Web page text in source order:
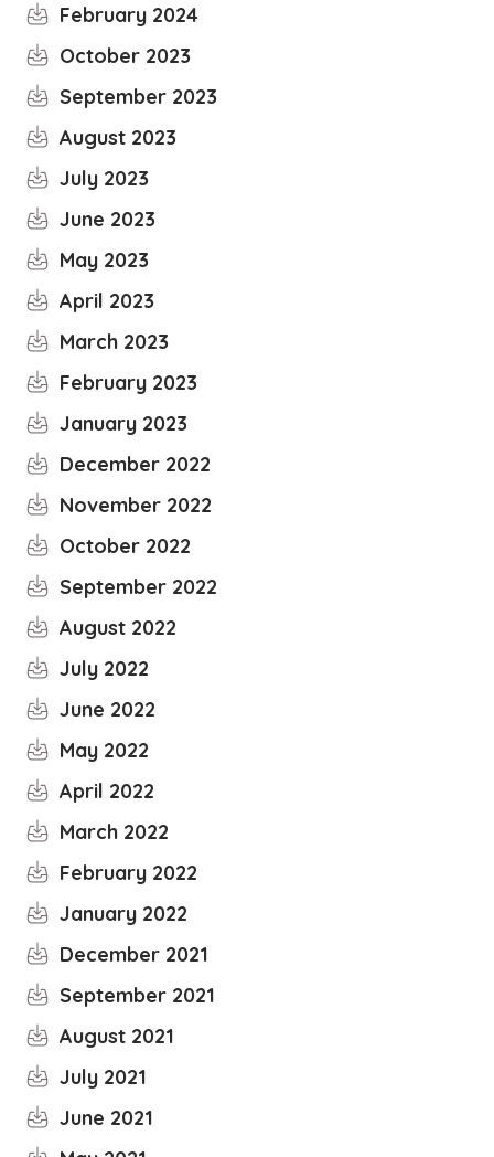
February 2024
October 2023
September 2023
August 2023
July 2023
June 2023
May 2023
April 2023
March 2023
February 2023
January 2023
December 2022
November 2022
October 2022
September 2022
August 2022
July 2022
June 2022
May 2022
April 2022
March 2022
February 2022
January 2022
December 2021
September 2021
August 2021
July 2021
June 2021